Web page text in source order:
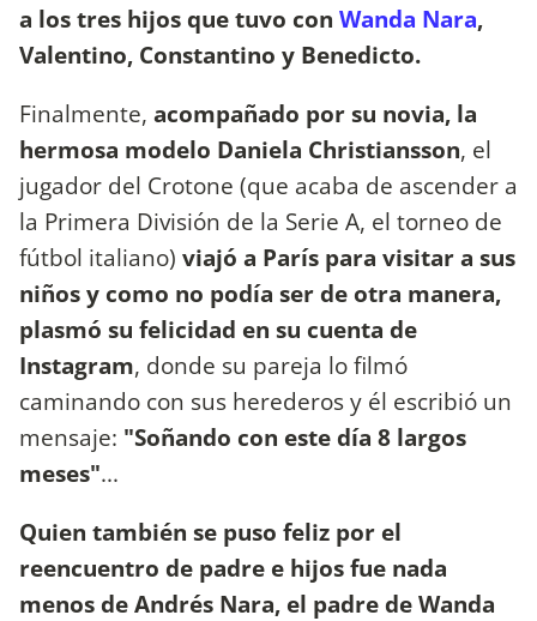
a los tres hijos que tuvo con Wanda Nara,
Valentino, Constantino y Benedicto.
Finalmente, acompañado por su novia, la
hermosa modelo Daniela Christiansson, el
jugador del Crotone (que acaba de ascender a
la Primera División de la Serie A, el torneo de
fútbol italiano) viajó a París para visitar a sus
niños y como no podía ser de otra manera,
plasmó su felicidad en su cuenta de
Instagram, donde su pareja lo filmó
caminando con sus herederos y él escribió un
mensaje: "Soñando con este día 8 largos
meses"...
Quien también se puso feliz por el
reencuentro de padre e hijos fue nada
menos de Andrés Nara, el padre de Wanda